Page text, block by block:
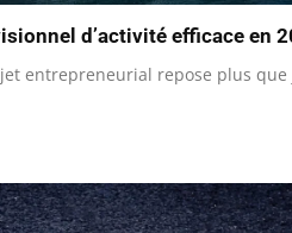
d’activité efficace en
entrepreneurial repose plus